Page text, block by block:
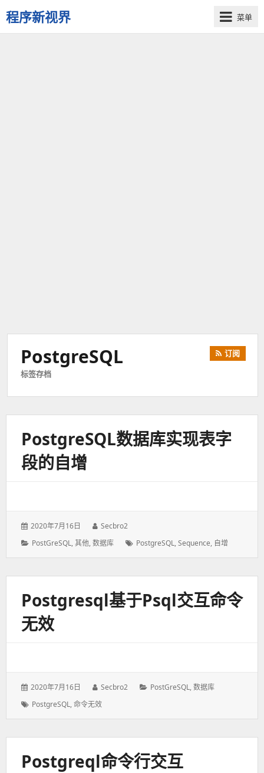
程序新视界
开
菜单
PostgreSQL
标签存档
订阅
PostgreSQL数据库实现表字
段的自增
发
于：
2020年7月16日
作
者：
Secbro2
分
PostGreSQL,其他,数据库
标
PostgreSQL,Sequence, 自增
Postgresql基于psql交互命令
无效
发
于：
2020年7月16日
作
Secbro2
分
PostGreSQL,数据库
标
PostgreSQL,命令无效
Postgreql命令行交互